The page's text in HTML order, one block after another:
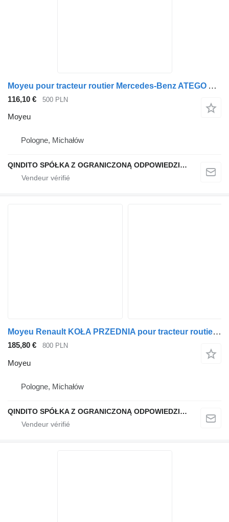
Moyeu pour tracteur routier Mercedes-Benz ATEGO ACTROS 22,5
116,10 € 500 PLN
Moyeu
Pologne, Michałów
QINDITO SPÓŁKA Z OGRANICZONĄ ODPOWIEDZIALNOŚCIĄ
Moyeu Renault KOŁA PRZEDNIA pour tracteur routier Renault 22,5
185,80 € 800 PLN
Moyeu
Pologne, Michałów
QINDITO SPÓŁKA Z OGRANICZONĄ ODPOWIEDZIALNOŚCIĄ